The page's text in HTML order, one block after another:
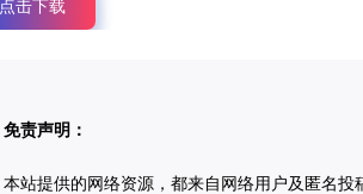
点击下载
免责声明：
本站提供的网络资源，都来自网络用户及匿名